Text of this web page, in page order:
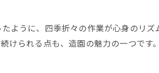
ように、四季折々の作業が心身のリズ
けられる点も、造園の魅力の一つです。